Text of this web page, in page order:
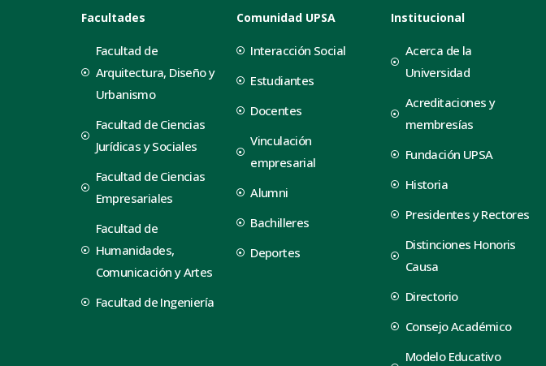
Facultades
Facultad de
Arquitectura, Diseño y
Urbanismo
Facultad de Ciencias
Jurídicas y Sociales
Facultad de Ciencias
Empresariales
Facultad de
Humanidades,
Comunicación y Artes
Facultad de Ingeniería
Comunidad UPSA
Interacción Social
Estudiantes
Docentes
Vinculación
empresarial
Alumni
Bachilleres
Deportes
Institucional
Acerca de la
Universidad
Acreditaciones y
membresías
Fundación UPSA
Historia
Presidentes y Rectores
Distinciones Honoris
Causa
Directorio
Consejo Académico
Modelo Educativo